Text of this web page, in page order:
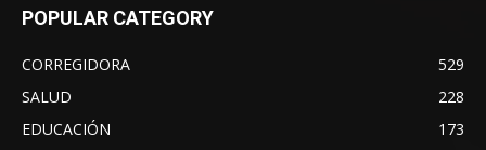
POPULAR CATEGORY
CORREGIDORA
529
SALUD
228
EDUCACIÓN
173